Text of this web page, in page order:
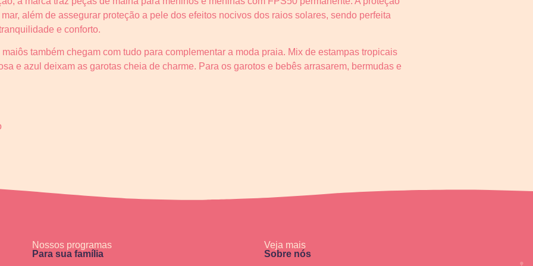
além de assegurar proteção a pele dos efeitos nocivos dos raios solares, sendo perfeita
e conforto.
também chegam com tudo para complementar a moda praia. Mix de estampas tropicais
e azul deixam as garotas cheia de charme. Para os garotos e bebês arrasarem, bermudas e
Nossos programas
Para sua família
Veja mais
Sobre nós